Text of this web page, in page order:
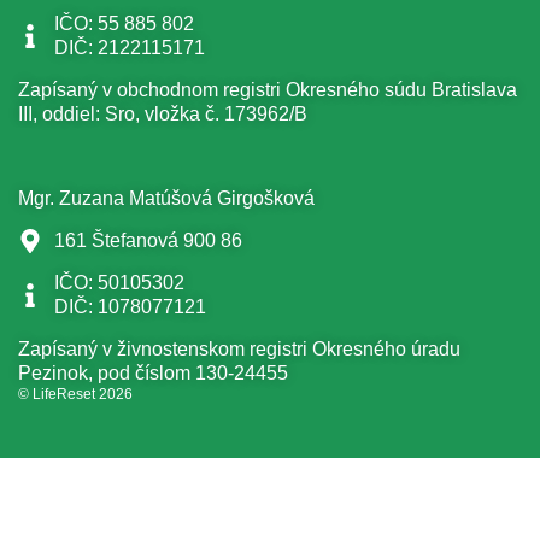
IČO: 55 885 802
DIČ: 2122115171
Zapísaný v obchodnom registri Okresného súdu Bratislava
III, oddiel: Sro, vložka č. 173962/B
Mgr. Zuzana Matúšová Girgošková
161 Štefanová 900 86
IČO: 50105302
DIČ: 1078077121
Zapísaný v živnostenskom registri Okresného úradu
Pezinok, pod číslom 130-24455
© LifeReset 2026